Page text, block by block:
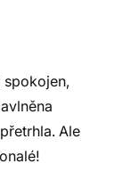
spokojen,
Ale